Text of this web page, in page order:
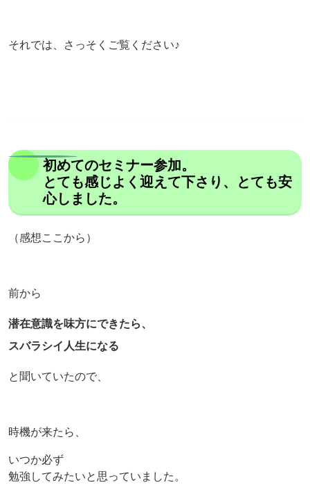
それでは、さっそくご覧ください♪
初めてのセミナー参加。
とても感じよく迎えて下さり、とても安
心しました。
（感想ここから）
前から
潜在意識を味方にできたら、
スバラシイ人生になる
と聞いていたので、
時機が来たら、
いつか必ず
勉強してみたいと思っていました。